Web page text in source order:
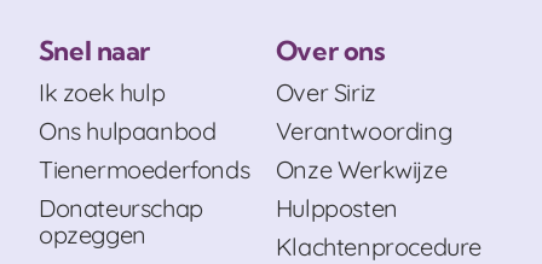
Snel naar
Ik zoek hulp
Ons hulpaanbod
Tienermoederfonds
Donateurschap
opzeggen
Over ons
Over Siriz
Verantwoording
Onze Werkwijze
Hulpposten
Klachtenprocedure